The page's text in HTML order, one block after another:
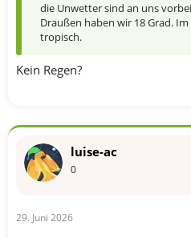
die Unwetter sind an uns
Draußen haben wir 18 Grad.
tropisch.
Kein Regen?
luise-ac
0
29. Juni 2026